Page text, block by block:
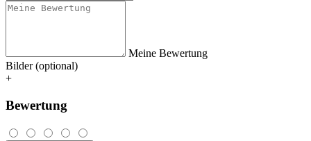
Meine Bewertung
Bilder (optional)
+
Bewertung